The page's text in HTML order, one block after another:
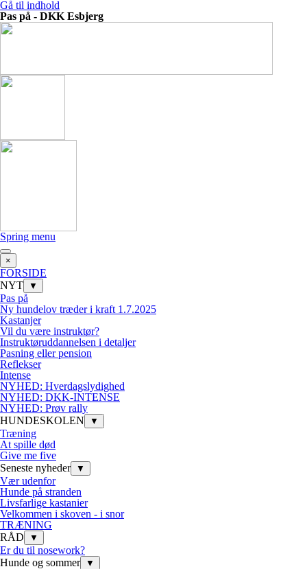
Gå til indhold
Pas på - DKK Esbjerg
Spring menu
×
FORSIDE
NYT
▼
Pas på
Ny hundelov træder i kraft 1.7.2025
Kastanjer
Vil du være instruktør?
Instruktøruddannelsen i detaljer
Pasning eller pension
Reflekser
Intense
NYHED: Hverdagslydighed
NYHED: DKK-INTENSE
NYHED: Prøv rally
HUNDESKOLEN
▼
Træning
At spille død
Give me five
Seneste nyheder
▼
Vær udenfor
Hunde på stranden
Livsfarlige kastanier
Velkommen i skoven - i snor
TRÆNING
RÅD
▼
Er du til nosework?
Hunde og sommer
▼